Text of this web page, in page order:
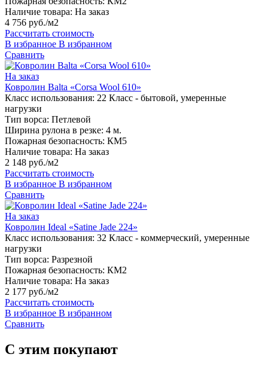
Наличие товара: На заказ
4 756 руб./м2
Рассчитать стоимость
В избранное В избранном
Сравнить
На заказ
Ковролин Balta «Corsa Wool 610»
Класс использования: 22 Класс - бытовой, умеренные
нагрузки
Тип ворса: Петлевой
Ширина рулона в резке: 4 м.
Пожарная безопасность: КМ5
Наличие товара: На заказ
2 148 руб./м2
Рассчитать стоимость
В избранное В избранном
Сравнить
На заказ
Ковролин Ideal «Satine Jade 224»
Класс использования: 32 Класс - коммерческий, умеренные
нагрузки
Тип ворса: Разрезной
Пожарная безопасность: КМ2
Наличие товара: На заказ
2 177 руб./м2
Рассчитать стоимость
В избранное В избранном
Сравнить
С этим покупают